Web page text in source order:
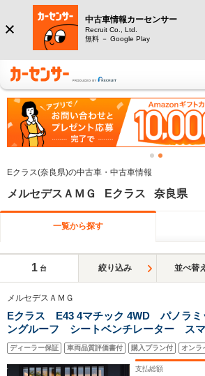
中古車情報カーセンサー
Recruit Co., Ltd.
無料 － Google Play
Eクラス(奈良県)の中古車・中古車情報
メルセデスＡＭＧ Eクラス 奈良県
一覧から探す
1 台 絞り込み 並べ替え
メルセデスＡＭＧ
Eクラス E43 4マチック 4WD パノラミ
ングルーフ シートベンチレーター スマ
携機能 フルセグTV 全周囲カメラ シ
ヘッドアップディスプレイ タッチパッ
きパワーシート
ディーラー保証 車両品質評価書付 購入プラン付 オンラ
支払総額